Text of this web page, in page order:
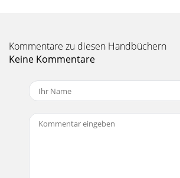
Kommentare zu diesen Handbüchern
Keine Kommentare